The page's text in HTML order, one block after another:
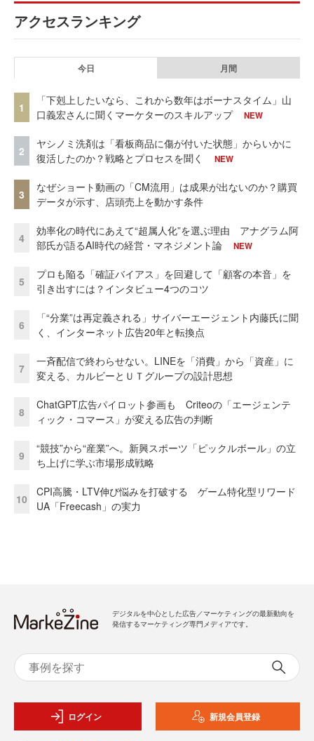
アクセスランキング
今日 月間
1
「下剋上したいなら、これから数年はボーナスタイム」山
口義宏さんに聞くマーケターのスキルアップ
NEW
2
ヤシノミ洗剤は「看板商品に傷が付いた状態」からいかに
復活したのか？戦略とプロセスを聞く
NEW
3
なぜショート動画の「CM流用」は成果が出ないのか？購買
データが示す、店頭売上を動かす条件
4
効率化の時代にあえて“超属人化”を選ぶ理由 アナグラム阿
部氏が語るAI時代の経営・マネジメント論
NEW
5
プロも陥る「確証バイアス」を回避して「顧客の本音」を
引き出すには？インタビュー4つのコツ
6
「“分業”は再定義される」サイバーエージェント内藤氏に聞
く、インターネット広告20年と転換点
7
一斉配信で終わらせない。LINEを「消費」から「資産」に
変える、カルビーとＵＴグループの設計思想
8
ChatGPT広告パイロット参画も Criteoの「エージェンテ
ィック・コマース」が変える広告の判断
9
“競技”から“産業”へ。新興スポーツ「ピックルボール」の立
ち上げに学ぶ市場形成戦略
10
CPI高騰・LTV伸び悩みを打破する ゲーム特化型リワード
UA「Freecash」の実力
デジタルを中心とした広告／マーケティングの最新動向を
発信するマーケティング専門メディアです。
ログイン 新規会員登録